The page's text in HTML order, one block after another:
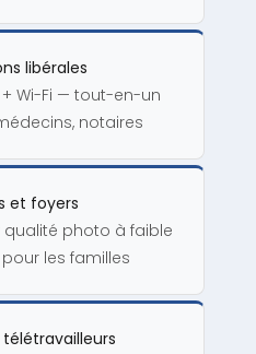
libérales
Wi-Fi — tout-en-un
notaires
et foyers
photo à faible
les familles